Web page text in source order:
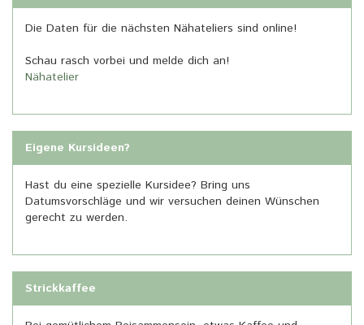
Die Daten für die nächsten Nähateliers sind online!
Schau rasch vorbei und melde dich an!
Nähatelier
Eigene Kursideen?
Hast du eine spezielle Kursidee? Bring uns
Datumsvorschläge und wir versuchen deinen Wünschen
gerecht zu werden.
Strickkaffee